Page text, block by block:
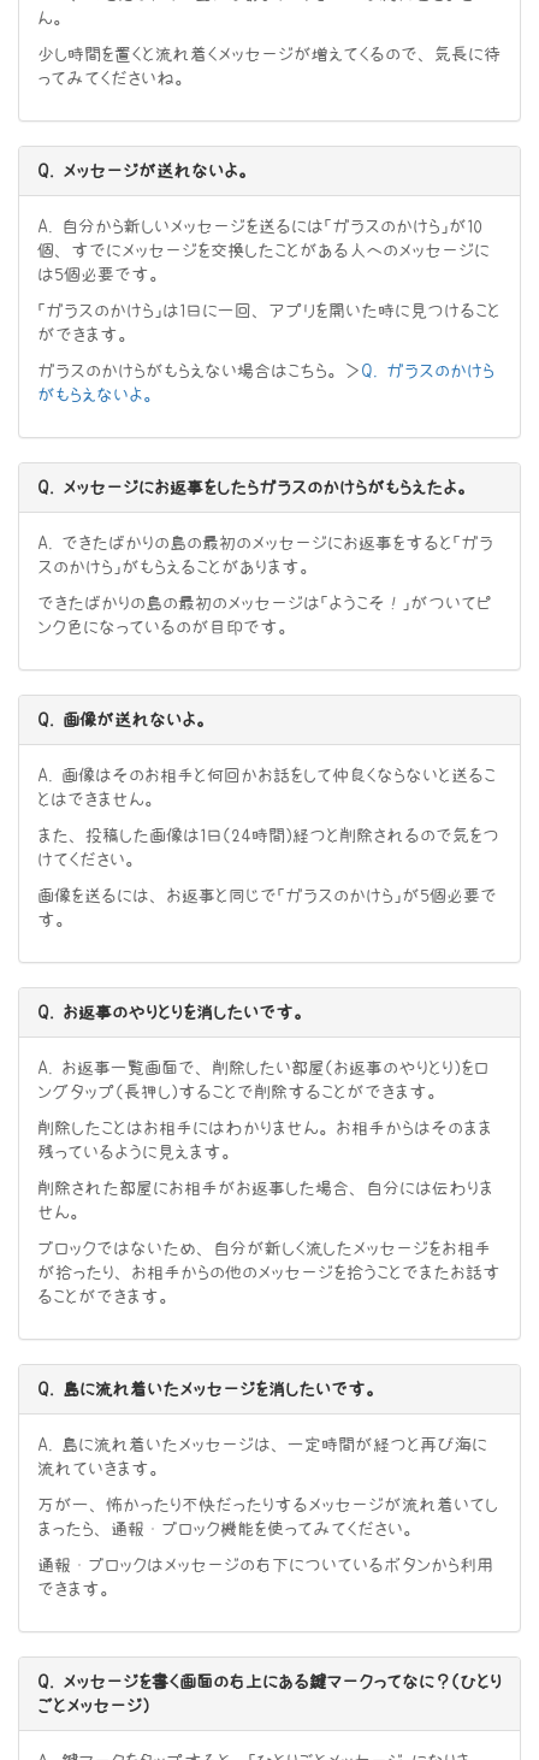
ん。
少し時間を置くと流れ着くメッセージが増えてくるので、気長に待
ってみてくださいね。
Q. メッセージが送れないよ。
A. 自分から新しいメッセージを送るには「ガラスのかけら」が10
個、すでにメッセージを交換したことがある人へのメッセージに
は5個必要です。
「ガラスのかけら」は1日に一回、アプリを開いた時に見つけること
ができます。
ガラスのかけらがもらえない場合はこちら。＞ Q. ガラスのかけら
がもらえないよ。
Q. メッセージにお返事をしたらガラスのかけらがもらえたよ。
A. できたばかりの島の最初のメッセージにお返事をすると「ガラ
スのかけら」がもらえることがあります。
できたばかりの島の最初のメッセージは「ようこそ！」がついてピ
ンク色になっているのが目印です。
Q. 画像が送れないよ。
A. 画像はそのお相手と何回かお話をして仲良くならないと送るこ
とはできません。
また、投稿した画像は1日（24時間）経つと削除されるので気をつ
けてください。
画像を送るには、お返事と同じで「ガラスのかけら」が5個必要で
す。
Q. お返事のやりとりを消したいです。
A. お返事一覧画面で、削除したい部屋（お返事のやりとり）をロ
ングタップ（長押し）することで削除することができます。
削除したことはお相手にはわかりません。お相手からはそのまま
残っているように見えます。
削除された部屋にお相手がお返事した場合、自分には伝わりま
せん。
ブロックではないため、自分が新しく流したメッセージをお相手
が拾ったり、お相手からの他のメッセージを拾うことでまたお話す
ることができます。
Q. 島に流れ着いたメッセージを消したいです。
A. 島に流れ着いたメッセージは、一定時間が経つと再び海に
流れていきます。
万が一、怖かったり不快だったりするメッセージが流れ着いてし
まったら、通報・ブロック機能を使ってみてください。
通報・ブロックはメッセージの右下についているボタンから利用
できます。
Q. メッセージを書く画面の右上にある鍵マークってなに？（ひとり
ごとメッセージ）